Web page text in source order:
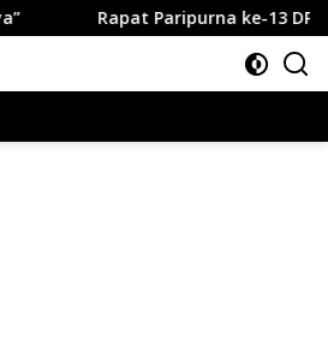
Rapat Paripurna ke-13 DPRD